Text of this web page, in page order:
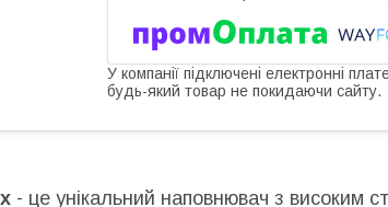
У компанії підключені електронні
будь-який товар не покидаючи сайту.
- це унікальний наповнювач з високим